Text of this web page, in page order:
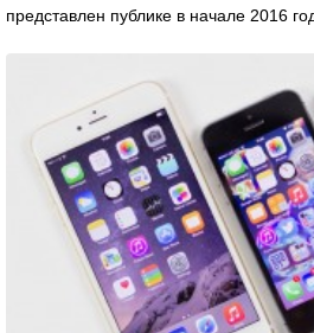
представлен публике в начале 2016